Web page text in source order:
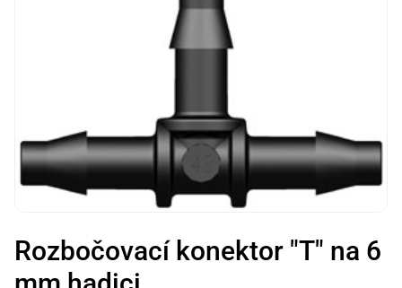
Rozbočovací konektor "T" na 6